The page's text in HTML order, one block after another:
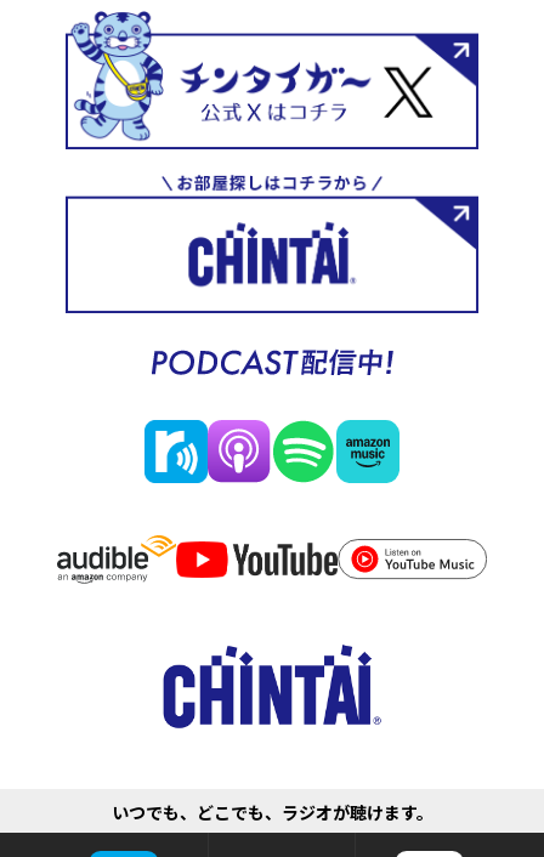
いつでも、どこでも、ラジオが聴けます。